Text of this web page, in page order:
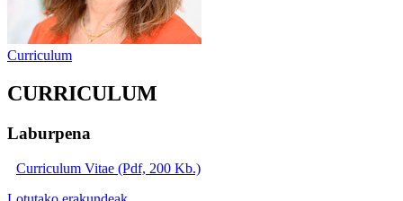
Curriculum
CURRICULUM
Laburpena
Curriculum Vitae (Pdf, 200 Kb.)